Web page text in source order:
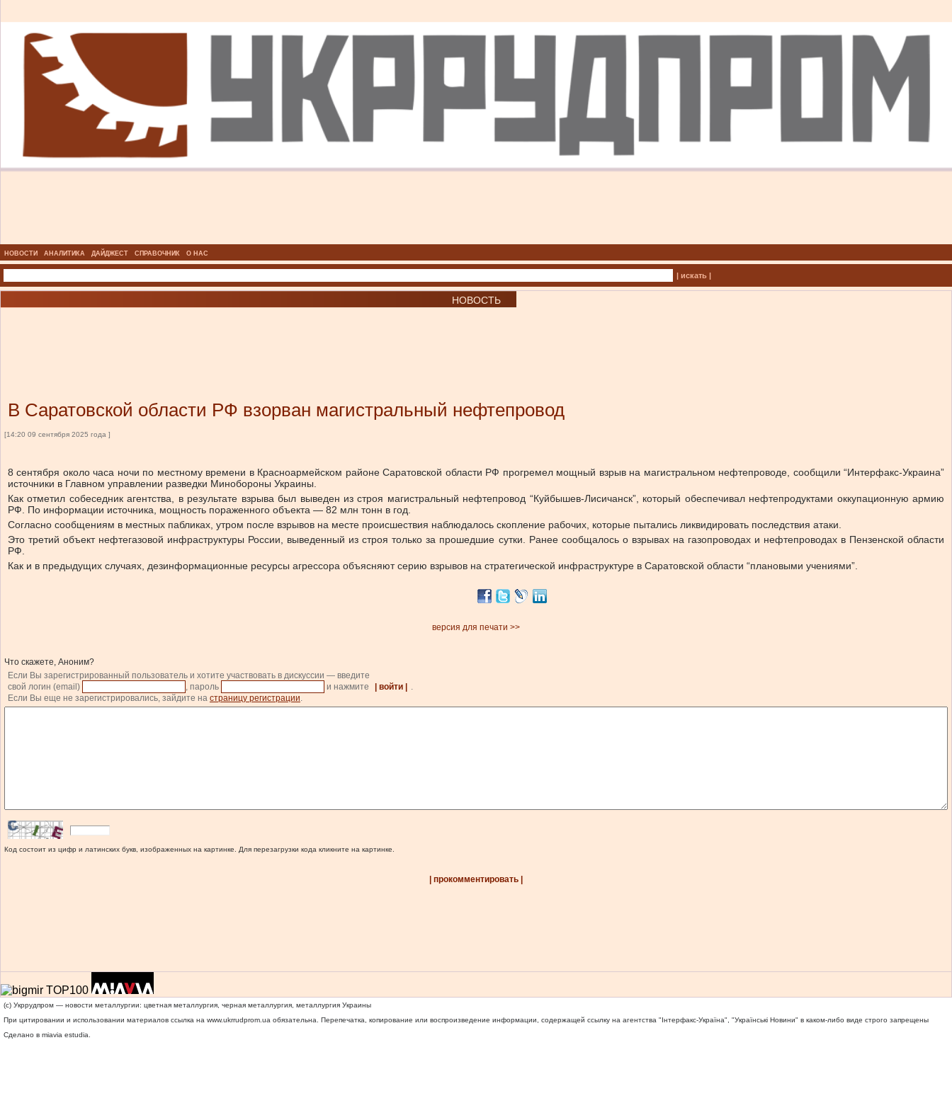
НОВОСТИ АНАЛИТИКА ДАЙДЖЕСТ СПРАВОЧНИК О НАС
| искать |
НОВОСТЬ
В Саратовской области РФ взорван магистральный нефтепровод
[14:20 09 сентября 2025 года ]
8 сентября около часа ночи по местному времени в Красноармейском районе Саратовской области РФ прогремел мощный взрыв на магистральном нефтепроводе, сообщили “Интерфакс-Украина”
источники в Главном управлении разведки Минобороны Украины.
Как отметил собеседник агентства, в результате взрыва был выведен из строя магистральный нефтепровод “Куйбышев-Лисичанск”, который обеспечивал нефтепродуктами оккупационную армию
РФ. По информации источника, мощность пораженного объекта — 82 млн тонн в год.
Согласно сообщениям в местных пабликах, утром после взрывов на месте происшествия наблюдалось скопление рабочих, которые пытались ликвидировать последствия атаки.
Это третий объект нефтегазовой инфраструктуры России, выведенный из строя только за прошедшие сутки. Ранее сообщалось о взрывах на газопроводах и нефтепроводах в Пензенской области
РФ.
Как и в предыдущих случаях, дезинформационные ресурсы агрессора объясняют серию взрывов на стратегической инфраструктуре в Саратовской области “плановыми учениями”.
версия для печати >>
Что скажете, Аноним?
Если Вы зарегистрированный пользователь и хотите участвовать в дискуссии — введите
свой логин (email)
, пароль и нажмите | войти |
.
Если Вы еще не зарегистрировались, зайдите на страницу регистрации.
Код состоит из цифр и латинских букв, изображенных на картинке. Для перезагрузки кода кликните на картинке.
| прокомментировать |
(c) Укррудпром — новости металлургии: цветная металлургия, черная металлургия, металлургия Украины
При цитировании и использовании материалов ссылка на www.ukrrudprom.ua обязательна. Перепечатка, копирование или воспроизведение информации, содержащей ссылку на агентства "Iнтерфакс-Україна", "Українськi Новини" в каком-либо виде строго запрещены
Сделано в miavia estudia.